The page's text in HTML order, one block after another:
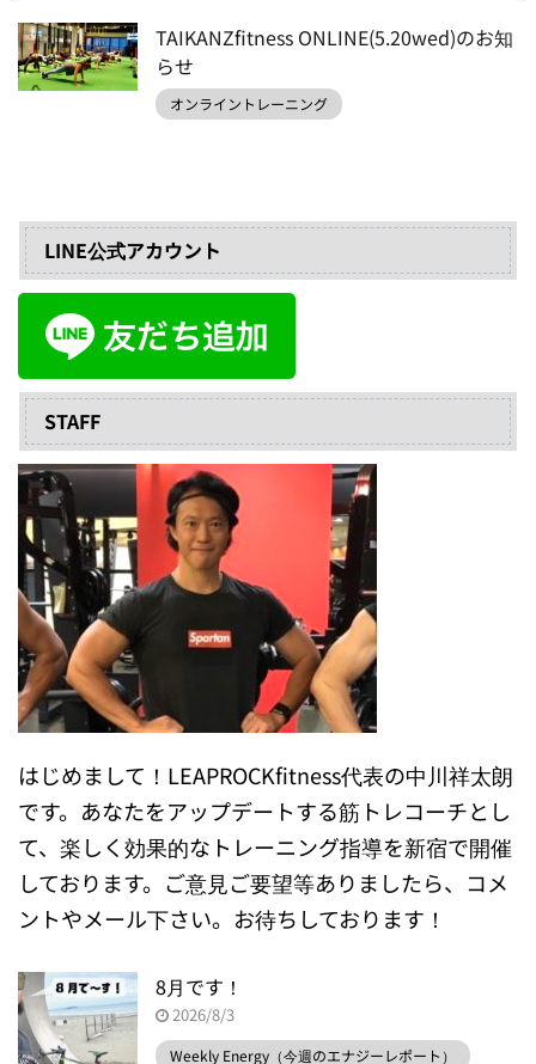
TAIKANZfitness ONLINE(5.20wed)のお知
らせ
オンライントレーニング
LINE公式アカウント
STAFF
はじめまして！LEAPROCKfitness代表の中川祥太朗
です。あなたをアップデートする筋トレコーチとし
て、楽しく効果的なトレーニング指導を新宿で開催
しております。ご意見ご要望等ありましたら、コメ
ントやメール下さい。お待ちしております！
8月です！
2026/8/3
Weekly Energy（今週のエナジーレポート）